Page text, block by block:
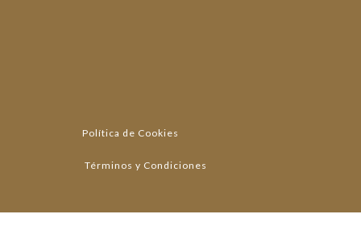
Política de Cookies
Términos y Condiciones